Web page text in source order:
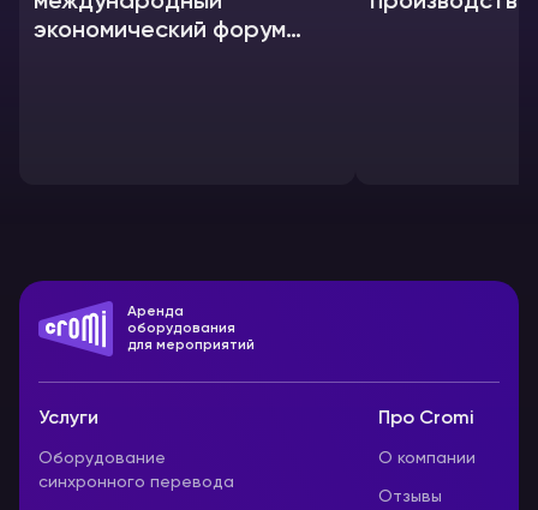
экономический форум
Аренда
оборудования
для мероприятий
Услуги
Оборудование
синхронного перевода
Про Cromi
О компании
Отзывы